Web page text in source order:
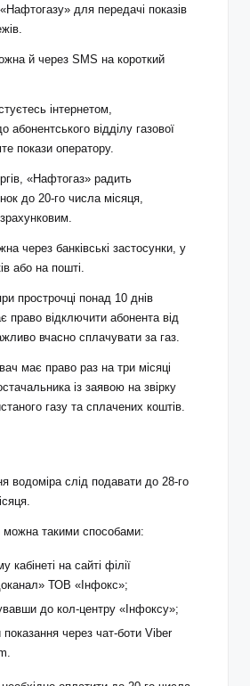
«Нафтогазу» для передачі показів
й через SMS на короткий
інтернетом,
абонентського відділу газової
покази оператору.
«Нафтогаз» радить
до 20-го числа місяця,
через банківські застосунки, у
або на пошті.
прострочці понад 10 днів
право відключити абонента від
вчасно сплачувати за газ.
має право раз на три місяці
із заявою на звірку
газу та сплачених коштів.
водоміра слід подавати до 28-го
можна такими способами:
кабінеті на сайті філії
ТОВ «Інфокс»;
до кол-центру «Інфоксу»;
через чат-боти Viber